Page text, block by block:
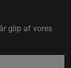
glip af vores